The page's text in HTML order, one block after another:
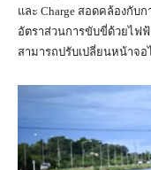
และ Charge สอดคล้องกับ
อัตราส่วนการขับขี่ด้วยไฟฟ้
สามารถปรับเปลี่ยนหน้าจอ